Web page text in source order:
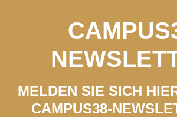
MELDEN SIE SICH
CAMPUS38-